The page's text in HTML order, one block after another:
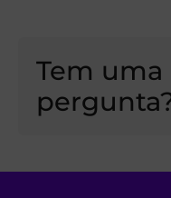
Tem uma